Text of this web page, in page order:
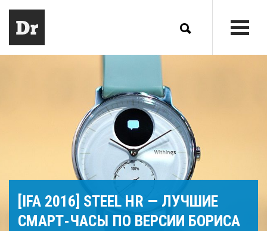
[IFA 2016] STEEL HR — ЛУЧШИЕ
СМАРТ-ЧАСЫ ПО ВЕРСИИ БОРИСА